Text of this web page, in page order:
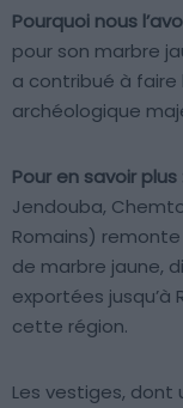
Pourquoi nous
pour son marbre
a contribué à
archéologique
Pour en savoir plus
Jendouba,
Romains)
de marbre jaune,
exportées
cette région.
Les vestiges,